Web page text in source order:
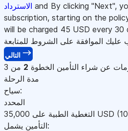
الاسترداد and By clicking "Next",
subscription, starting on the
will be charged 45 USD every 30
عليك الموافقة على الشروط للمتابعة
التالي
عن شراء التأمين الخطوة 2 من 3
مدة الرحلة
سياح:
المحدد
التغطية الطبية على 35,000 USD
التأمين يشمل: